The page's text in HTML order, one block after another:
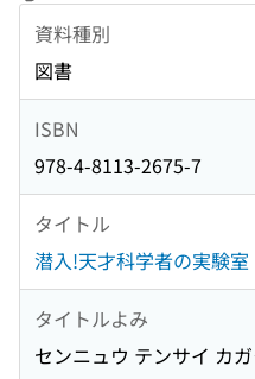
資料種別
図書
ISBN
978-4-8113-2675-7
タイトル
潜入!天才科学者の実験室
タイトルよみ
センニュウ テンサイ カ